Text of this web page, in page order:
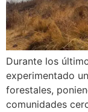
Durante los
experimentado
forestales,
comunidades